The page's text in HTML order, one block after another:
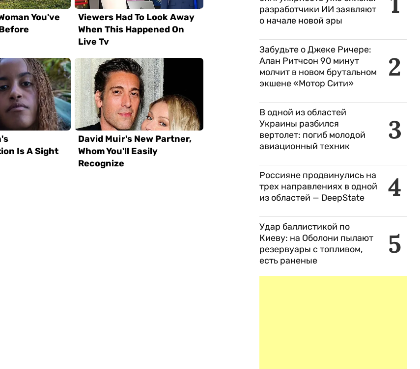
разработчики ИИ заявляют
о начале новой эры
2
Забудьте о Джеке Ричере:
Алан Ритчсон 90 минут
молчит в новом брутальном
экшене «Мотор Сити»
3
В одной из областей
Украины разбился
вертолет: погиб молодой
авиационный техник
4
Россияне продвинулись на
трех направлениях в одной
из областей — DeepState
5
Удар баллистикой по
Киеву: на Оболони пылают
резервуары с топливом,
есть раненые